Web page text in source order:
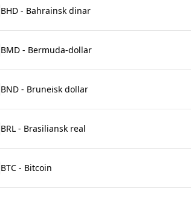
BHD - Bahrainsk dinar
BMD - Bermuda-dollar
BND - Bruneisk dollar
BRL - Brasiliansk real
BTC - Bitcoin